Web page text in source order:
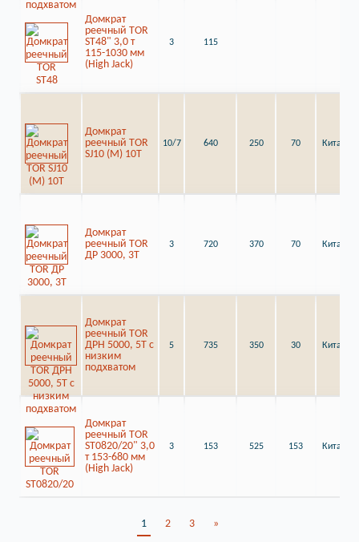
Домкрат
реечный TOR
ST48" 3,0 т
115-1030 мм
(High Jack)
3 115
Домкрат
реечный TOR
SJ10 (M) 10Т
10/7 640 250 70 Китай
Домкрат
реечный TOR
ДР 3000, 3Т
3 720 370 70 Китай
Домкрат
реечный TOR
ДРН 5000, 5Т с
низким
подхватом
5 735 350 30 Китай
Домкрат
реечный TOR
ST0820/20" 3,0
т 153-680 мм
(High Jack)
3 153 525 153 Китай
1 2 3 »